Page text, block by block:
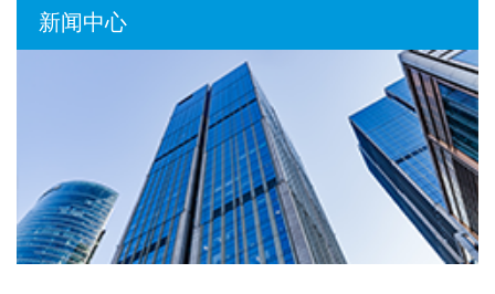
新闻中心